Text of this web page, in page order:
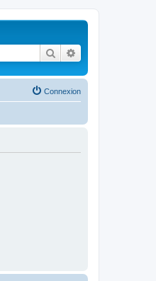
Rechercher
Connexion